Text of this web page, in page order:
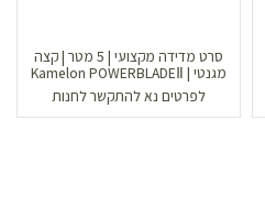
סרט מדידה מקצועי | 5 מטר | קצה
מגנטי | Kamelon POWERBLADEⅡ
לפרטים נא להתקשר לחנות